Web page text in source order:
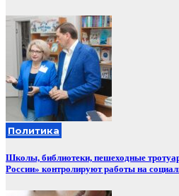
Политика
Школы, библиотеки, пешеходные
России» контролируют работы на